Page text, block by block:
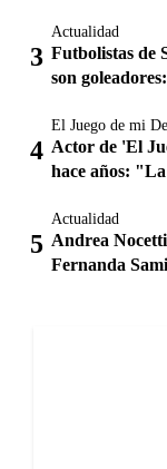
Actualidad
Futbolistas de
son
El Juego de mi
Actor de 'El
hace años:
Actualidad
Andrea
Fernanda